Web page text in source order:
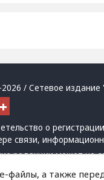
2026 / Сетевое
о
связи,
редакции может не
файлы, а также